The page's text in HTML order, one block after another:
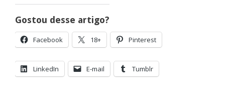
Gostou desse artigo?
Facebook 18+ Pinterest
LinkedIn E-mail Tumblr